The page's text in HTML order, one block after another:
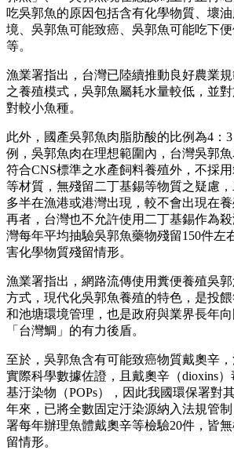
吃吳郭魚的原因包括含有化學物質、壞
境、吳郭魚可能致癌、吳郭魚可能吃下
等。
漁業署指出，台灣已陸續推動良好農業
之養殖模式，吳郭魚屬耗水量較低，並
對較小魚種。
此外，國產吳郭魚肉脂肪酸的比例為4：
例，吳郭魚肉在理想範圍內，台灣吳郭
符合CNS標準之水產飼料養殖外，不採
等材質，無殘留二丁基錫等物質之疑慮，
多半在漁港或港灣出現，較不會出現在養
再者，台灣也不允許使用二丁基錫作為
灣每年平均抽驗吳郭魚藥物殘留150件左
害化學物質殘留情形。
漁業署指出，網路流傳使用糞便養殖吳
方式，現代化吳郭魚養殖的特色，是投
和池塘環境管理，也是政府與業界長年
「台灣鯛」的有力後盾。
至於，吳郭魚含有可能致癌物質戴奧辛
實際科學數據佐證，且戴奧辛（dioxins
基汙染物（POPs），因此我國環保署對
年來，已將全數固定汙染源納入法規管
署每年辦理魚體戴奧辛等檢驗20件，皆
留情形。